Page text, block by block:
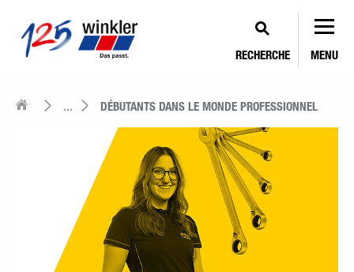
RECHERCHE MENU
... DÉBUTANTS DANS LE MONDE PROFESSIONNEL